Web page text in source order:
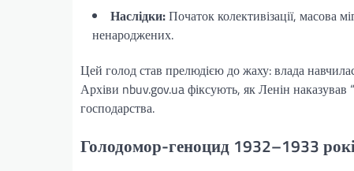
Наслідки:Початок колективізації, масова
ненароджених.
Цей голод став прелюдією до жаху: влада
Архіви nbuv.gov.ua фіксують, як Ленін наказував
господарства.
Голодомор-геноцид 1932–1933